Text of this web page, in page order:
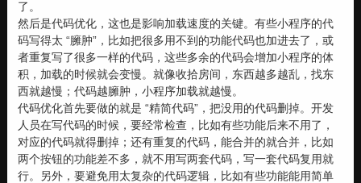
了。
然后是代码优化，这也是影响加载速度的关键。有些小程序的代
码写得太 “臃肿”，比如把很多用不到的功能代码也加进去了，或
者重复写了很多一样的代码，这些多余的代码会增加小程序的体
积，加载的时候就会变慢。就像收拾房间，东西越多越乱，找东
西就越慢；代码越臃肿，小程序加载就越慢。
代码优化首先要做的就是 “精简代码”，把没用的代码删掉。开发
人员在写代码的时候，要经常检查，比如有些功能后来不用了，
对应的代码就得删掉；还有重复的代码，能合并的就合并，比如
两个按钮的功能差不多，就不用写两套代码，写一套代码复用就
行。另外，要避免用太复杂的代码逻辑，比如有些功能能用简单